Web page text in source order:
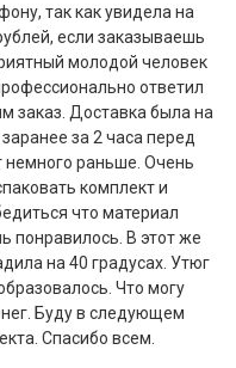
так как увидела на
если заказываешь
молодой человек
ответил
заказ. Доставка была на
за 2 часа перед
немного раньше. Очень
комплект и
что материал
понравилось. В этот же
на 40 градусах. Утюг
Что могу
Буду в следующем
Спасибо всем.